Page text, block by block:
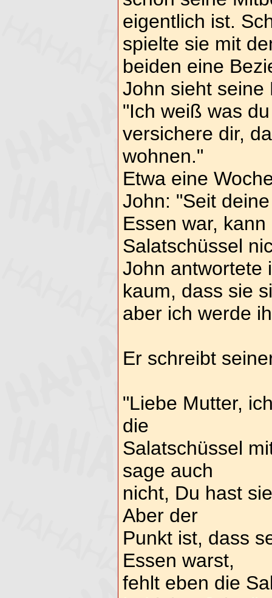
eigentlich ist.
spielte sie mit
beiden eine
John sieht seine
"Ich weiß was
versichere dir,
wohnen."
Etwa eine
John: "Seit
Essen war,
Salatschüssel
John antwortete
kaum, dass sie
aber ich werde
Er schreibt
"Liebe Mutter,
die
Salatschüssel
sage auch
nicht, Du hast
Aber der
Punkt ist, dass
Essen warst,
fehlt eben die